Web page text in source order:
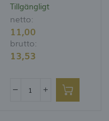
Tillgängligt
netto:
11,00
brutto:
13,53